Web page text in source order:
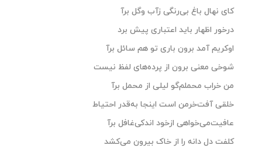
کای نهال باغ بی‌رنگی زآب وگل برآ
درخور اظهار باید اعتباری پیش برد
اوکریم آمد برون باری تو هم سائل برآ
شوخی معنی برون از پرده‌های لفظ نیست
من خراب محملم‌گو لیلی از محمل برآ
خلقی آفت‌خرمن است ‌اینجا به‌قدر احتیاط
عافیت‌می‌خواهی ازخود اندکی‌غافل برآ
کلفت دل دانه را از خاک بیرون می‌کشد